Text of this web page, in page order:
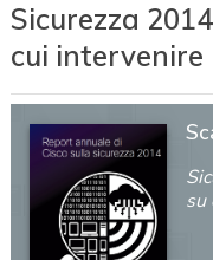
Sicurezza
cui intervenire
su